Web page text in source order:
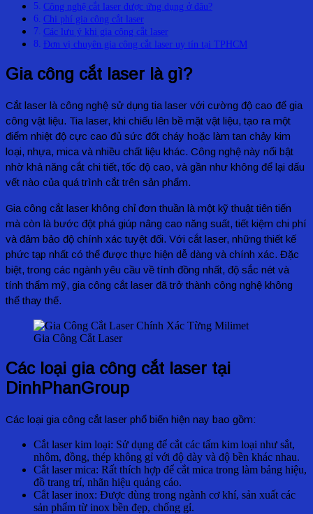
Công nghệ cắt laser được ứng dụng ở đâu?
Chi phí gia công cắt laser
Các lưu ý khi gia công cắt laser
Đơn vị chuyên gia công cắt laser uy tín tại TPHCM
Gia công cắt laser là gì?
Cắt laser là công nghệ sử dụng tia laser với cường độ cao để gia
công vật liệu. Tia laser, khi chiếu lên bề mặt vật liệu, tạo ra một
điểm nhiệt độ cực cao đủ sức đốt cháy hoặc làm tan chảy kim
loại, nhựa, mica và nhiều chất liệu khác. Công nghệ này nổi bật
nhờ khả năng cắt chi tiết, tốc độ cao, và gần như không để lại dấu
vết nào của quá trình cắt trên sản phẩm.
Gia công cắt laser không chỉ đơn thuần là một kỹ thuật tiên tiến
mà còn là bước đột phá giúp nâng cao năng suất, tiết kiệm chi phí
và đảm bảo độ chính xác tuyệt đối. Với cắt laser, những thiết kế
phức tạp nhất có thể được thực hiện dễ dàng và chính xác. Đặc
biệt, trong các ngành yêu cầu về tính đồng nhất, độ sắc nét và
tính thẩm mỹ, gia công cắt laser đã trở thành công nghệ không
thể thay thế.
Gia Công Cắt Laser
Các loại gia công cắt laser tại
DinhPhanGroup
Các loại gia công cắt laser phổ biến hiện nay bao gồm:
Cắt laser kim loại: Sử dụng để cắt các tấm kim loại như sắt,
nhôm, đồng, thép không gỉ với độ dày và độ bền khác nhau.
Cắt laser mica: Rất thích hợp để cắt mica trong làm bảng hiệu,
đồ trang trí, nhãn hiệu quảng cáo.
Cắt laser inox: Được dùng trong ngành cơ khí, sản xuất các
sản phẩm từ inox bền đẹp, chống gỉ.